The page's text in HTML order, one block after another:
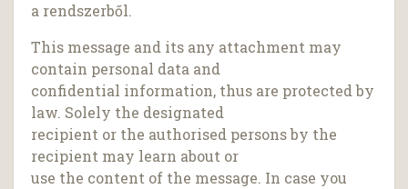
a rendszerből.
This message and its any attachment may
contain personal data and
confidential information, thus are protected by
law. Solely the designated
recipient or the authorised persons by the
recipient may learn about or
use the content of the message. In case you